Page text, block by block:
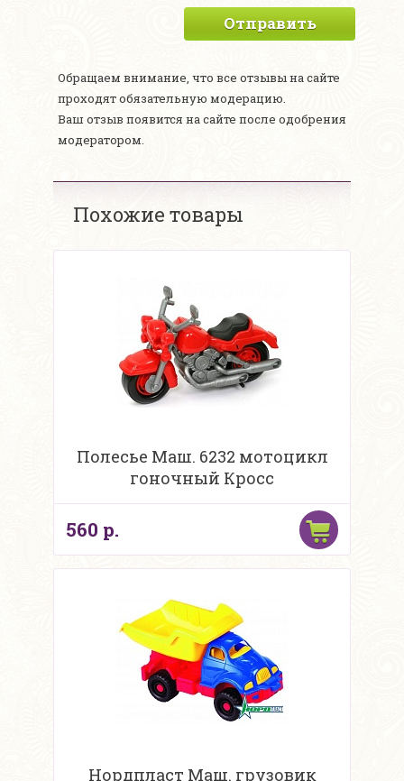
Отправить
Обращаем внимание, что все отзывы на сайте
проходят обязательную модерацию.
Ваш отзыв появится на сайте после одобрения
модератором.
Похожие товары
Полесье Маш. 6232 мотоцикл
гоночный Кросс
560 р.
Нордпласт Маш. грузовик